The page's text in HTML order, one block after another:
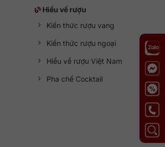
Hiểu về rượu
Kiến thức rượu vang
Kiến thức rượu ngoại
Hiểu về rượu Việt Nam
Pha chế Cocktail